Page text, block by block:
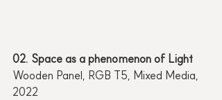
02. Space as a phenomenon of Light
Wooden Panel, RGB T5, Mixed Media,
2022